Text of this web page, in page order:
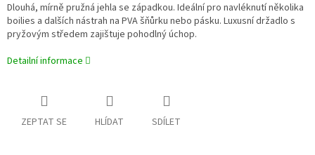
Dlouhá, mírně pružná jehla se západkou. Ideální pro navléknutí několika
boilies a dalších nástrah na PVA šňůrku nebo pásku. Luxusní držadlo s
pryžovým středem zajištuje pohodlný úchop.
Detailní informace
ZEPTAT SE HLÍDAT SDÍLET